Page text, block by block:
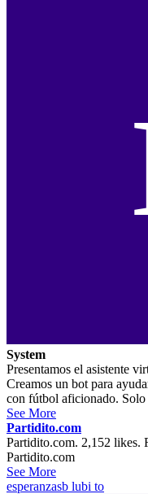
System
Presentamos el asistente
Creamos un bot para
con fútbol aficionado. Solo
See More
Partidito.com
Partidito.com. 2,152 likes.
Partidito.com
See More
esperanzasb lubi to